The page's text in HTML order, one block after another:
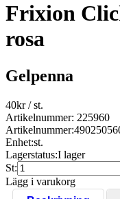
Frixion
rosa
Gelpenna
40kr/ st.
Artikelnummer: 225960
Artikelnummer:
Enhet:st.
Lagerstatus:I lager
St:
Lägg i varukorg